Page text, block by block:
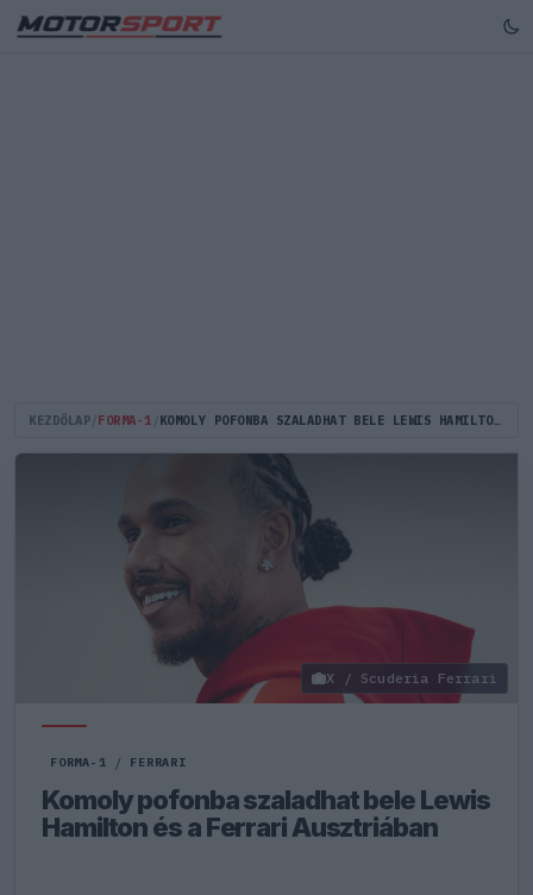
KEZDŐLAP FORMA-1 KOMOLY POFONBA SZALADHAT BELE LEWIS HAMILTON ÉS A FERRARI AUSZTRIÁBAN
X / Scuderia Ferrari
FORMA-1 / FERRARI
Komoly pofonba szaladhat bele Lewis
Hamilton és a Ferrari Ausztriában